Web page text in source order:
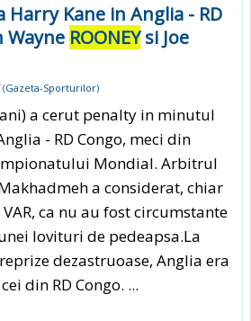
Kane in Anglia - RD
Wayne ROONEYsi Joe
(Gazeta-Sporturilor)
a cerut penalty in minutul
- RD Congo, meci din
Mondial. Arbitrul
a considerat, chiar
ca nu au fost circumstante
lovituri de pedeapsa.La
dezastruoase, Anglia era
din RD Congo. ...